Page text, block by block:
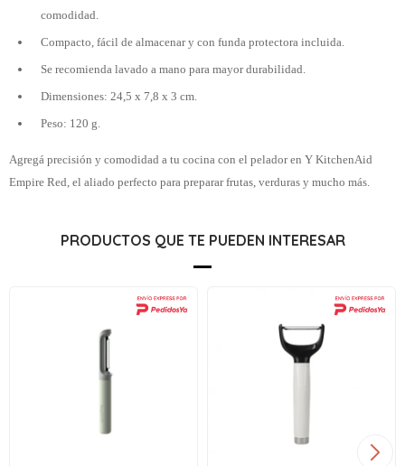
comodidad.
Compacto, fácil de almacenar y con funda protectora incluida.
Se recomienda lavado a mano para mayor durabilidad.
Dimensiones: 24,5 x 7,8 x 3 cm.
Peso: 120 g.
Agregá precisión y comodidad a tu cocina con el pelador en Y KitchenAid
Empire Red, el aliado perfecto para preparar frutas, verduras y mucho más.
PRODUCTOS QUE TE PUEDEN INTERESAR